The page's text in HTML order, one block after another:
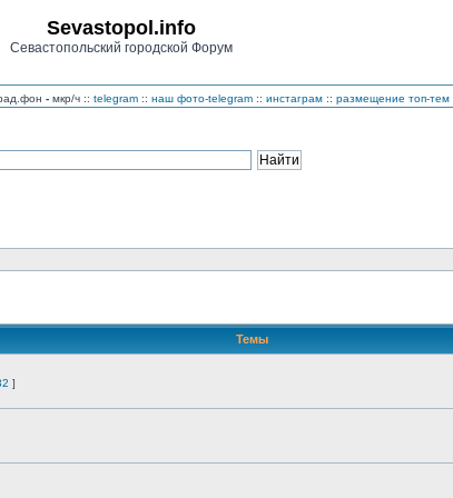
Sevastopol.info
Севастопольский городской Форум
- мкр/ч :: telegram :: наш фото-telegram :: инстаграм :: размещение топ-тем
Темы
]